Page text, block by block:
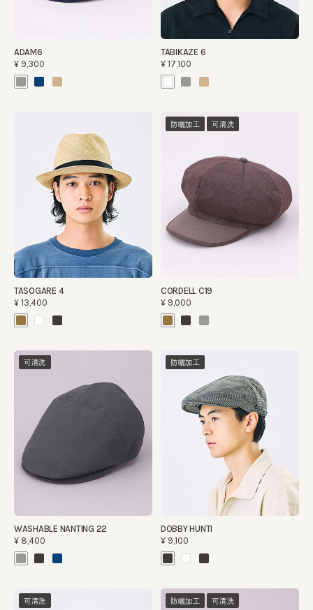
ADAM6
¥9,300
TABIKAZE 6
¥17,100
TASOGARE 4
¥13,400
防曬加工 可清洗
CORDELL C19
¥9,000
可清洗
WASHABLE NANTING 22
¥8,400
防曬加工
DOBBY HUNTI
¥9,100
可清洗 防曬加工 可清洗